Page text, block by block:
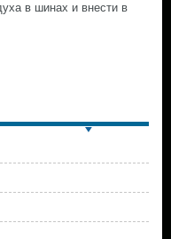
в шинах и внести в